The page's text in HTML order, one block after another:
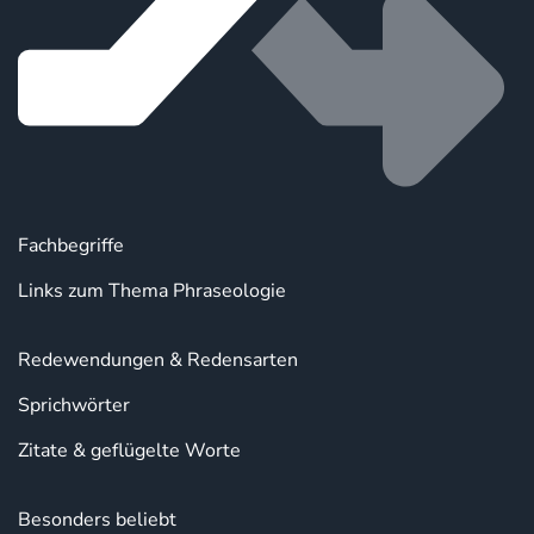
Fachbegriffe
Links zum Thema Phraseologie
Redewendungen & Redensarten
Sprichwörter
Zitate & geflügelte Worte
Besonders beliebt